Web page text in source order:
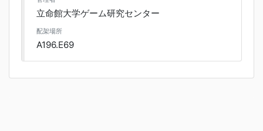
立命館大学ゲーム研究センター
配架場所
A196.E69